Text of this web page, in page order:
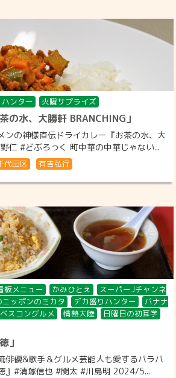
ンター 火曜サプライズ
の水、大勝軒 BRANCHING」
ンの神様直伝ドライカレー『お茶の水、大
仁 #どぶろっく 町中華の中華じゃない...
代田区 有吉弘行
板メニュー かみひとえ
スーパーJチャンネ
ニッポンのミカタ デカ盛りハンター
バナナ
ベスコングルメ 情熱大陸
日曜日の初耳学
」
俳優&歌手＆グルメ芸能人も愛するパラパ
』#清塚信也 #関太 #川島明 2024/5...